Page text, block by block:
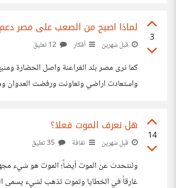
3
لماذا اصبح من الصعب على مصر
قبل شهرين أفكار
كما نرى مصر بلد الفراعنة واصل الحضارة
واستعادت اراضي وتعاونت ورفضت العدوان
14
هل نعرف الموت فعلا؟
قبل شهرين ثقافة
ولنتحدث عن الموت أيضاً؛ الموت هو شيء
غارقاً في الخطايا وتموت تذهب لشيء يسمى